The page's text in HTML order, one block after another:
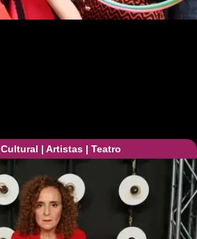
| Artistas | Teatro